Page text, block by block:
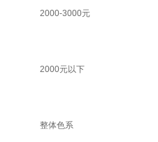
2000-3000元
2000元以下
整体色系